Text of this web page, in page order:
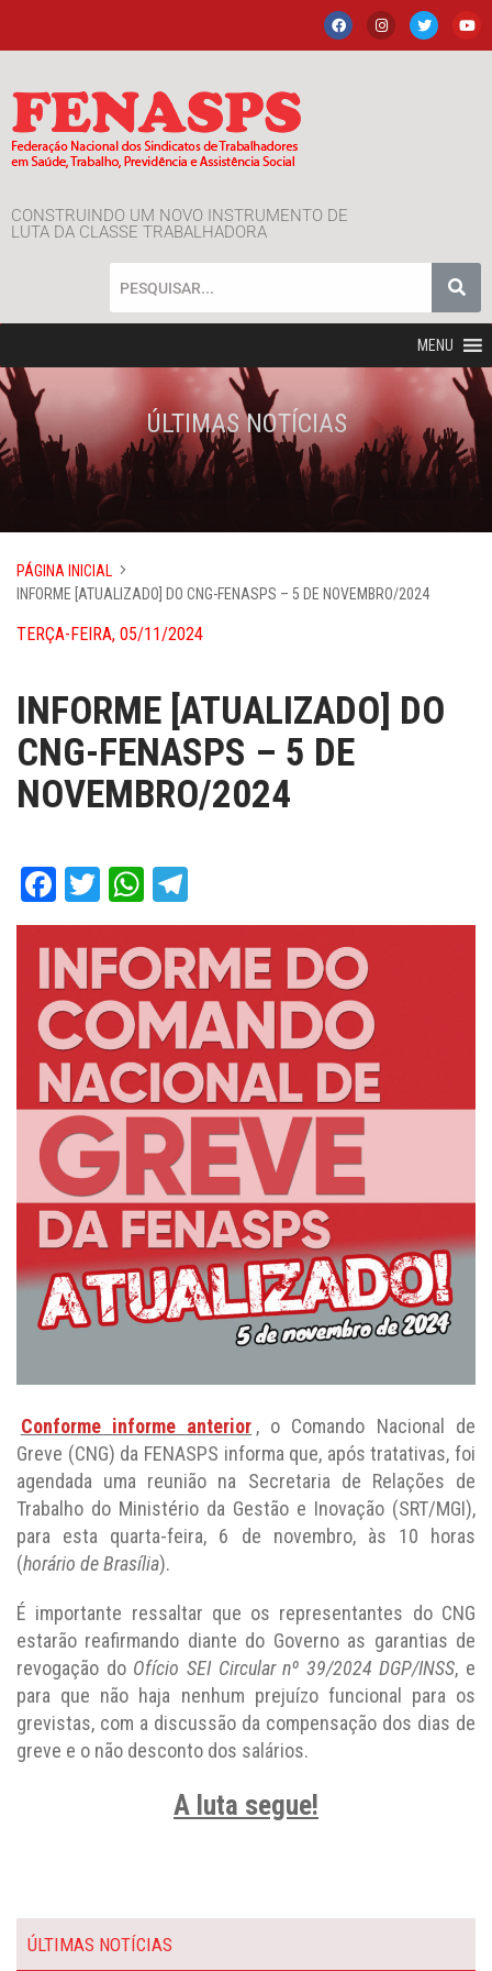
CONSTRUINDO UM NOVO INSTRUMENTO DE
LUTA DA CLASSE TRABALHADORA
MENU
ÚLTIMAS NOTÍCIAS
PÁGINA INICIAL
INFORME [ATUALIZADO] DO CNG-FENASPS – 5 DE NOVEMBRO/2024
TERÇA-FEIRA, 05/11/2024
INFORME [ATUALIZADO] DO
CNG-FENASPS – 5 DE
NOVEMBRO/2024
Facebook
TwitterWhatsApp
Conforme informe anterior , o Comando Nacional de
Greve (CNG) da FENASPS informa que, após tratativas, foi
agendada uma reunião na Secretaria de Relações de
Trabalho do Ministério da Gestão e Inovação (SRT/MGI),
para esta quarta-feira, 6 de novembro, às 10 horas
(horário de Brasília).
É importante ressaltar que os representantes do CNG
estarão reafirmando diante do Governo as garantias de
revogação do Ofício SEI Circular nº 39/2024 DGP/INSS, e
para que não haja nenhum prejuízo funcional para os
grevistas, com a discussão da compensação dos dias de
greve e o não desconto dos salários.
A luta segue!
ÚLTIMAS NOTÍCIAS